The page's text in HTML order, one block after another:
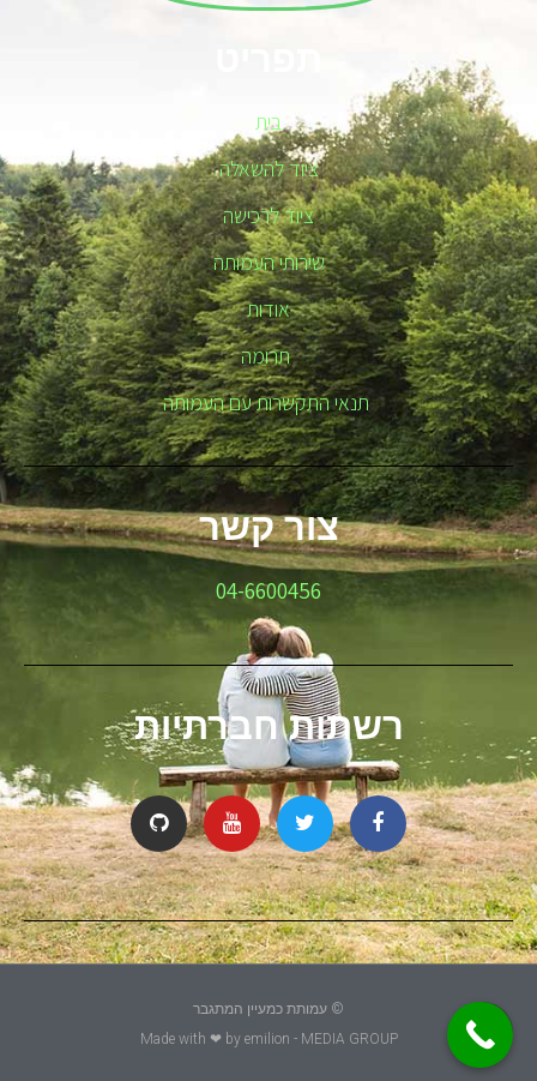
בית
ציוד להשאלה
ציוד לרכישה
שירותי העמותה
אודות
תרומה
תנאי התקשרות עם העמותה
צור קשר
04-6600456
רשתות חברתיות
© עמותת כמעיין המתגבר
Made with ❤ by emilion - MEDIA GROUP גלילה